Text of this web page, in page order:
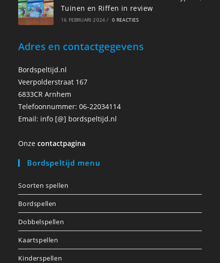
Tuinen en Riffen in review
16 FEBRUARI 2024 / 0 REACTIES
Adres en contactgegevens
Bordspeltijd.nl
Veerpolderstraat 167
6833CR Arnhem
Telefoonnummer: 06-22034114
Email: info [@] bordspeltijd.nl
Onzecontactpagina
Bordspeltijd menu
Soorten spellen
Bordspellen
Dobbelspellen
Kaartspellen
Kinderspellen